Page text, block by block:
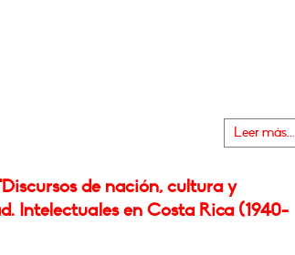
Leer más...
de nación, cultura y
Intelectuales en Costa Rica (1940-